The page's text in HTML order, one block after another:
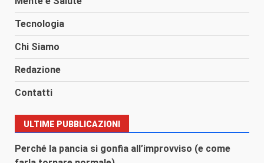
Tecnologia
Chi Siamo
Redazione
Contatti
ULTIME PUBBLICAZIONI
Perché la pancia si gonfia all’improvviso (e come